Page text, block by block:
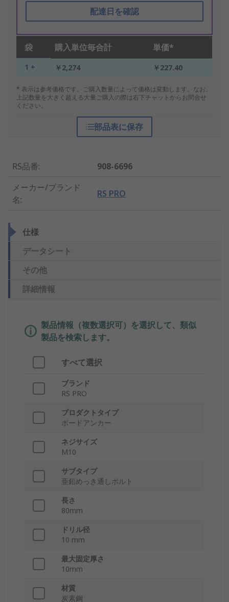
配達日を確認
袋 購入単位毎合計 単価*
1 + ￥2,274 ￥227.40
* 表示は参考価格です。ご購入数量によって価格は変動します。なお、
上記数量を大きく超える大量ご購入の際は右下チャットからお問合せ
ください。
部品表に保存
RS品番:
908-6696
メーカー/ブランド
名:
RS PRO
仕様
データシート
その他
詳細情報
製品情報（複数選択可）を選択して、類似
製品を検索します。
すべて選択
ブランド
RS PRO
プロダクトタイプ
ボードアンカー
ネジサイズ
M10
サブタイプ
亜鉛めっき通しボルト
長さ
80mm
ドリル径
10 mm
最大固定厚さ
10mm
材質
炭素鋼